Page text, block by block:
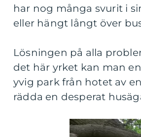
har nog många svurit i
eller hängt långt över
Lösningen på alla
det här yrket kan man
yvig park från hotet av
rädda en desperat